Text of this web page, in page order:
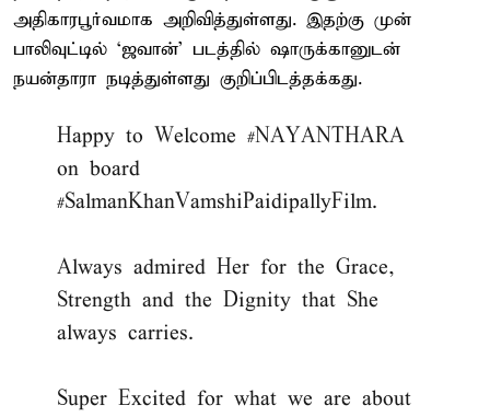
அதிகாரபூர்வமாக அறிவித்துள்ளது. இதற்கு முன்
பாலிவுட்டில் ‘ஜவான்’ படத்தில் ஷாருக்கானுடன்
நயன்தாரா நடித்துள்ளது குறிப்பிடத்தக்கது.
Happy to Welcome #NAYANTHARA
on board
#SalmanKhanVamshiPaidipallyFilm.
Always admired Her for the Grace,
Strength and the Dignity that She
always carries.
Super Excited for what we are about